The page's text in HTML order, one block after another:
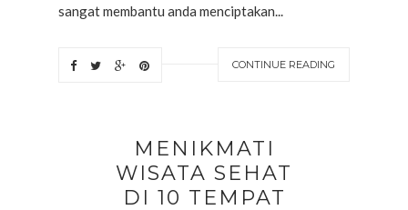
sangat membantu anda menciptakan...
CONTINUE READING
MENIKMATI
WISATA SEHAT
DI 10 TEMPAT